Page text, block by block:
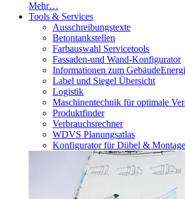
Mehr…
Tools & Services
Ausschreibungstexte
Betontankstellen
Farbauswahl Servicetools
Fassaden-und Wand-Konfigurator
Informationen zum
Label und Siegel Übersicht
Logistik
Maschinentechnik für optimale
Produktfinder
Verbrauchsrechner
WDVS Planungsatlas
Konfigurator für Dübel &